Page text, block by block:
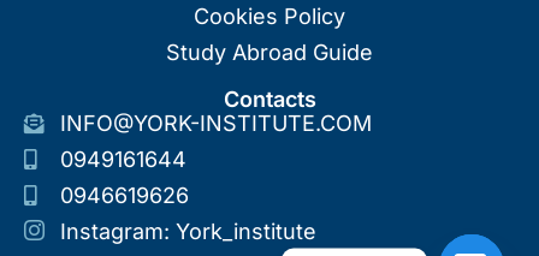
Cookies Policy
Study Abroad Guide
Contacts
INFO@YORK-INSTITUTE.COM
0949161644
0946619626
Instagram: York_institute